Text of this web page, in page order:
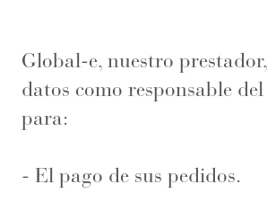
Global-e, nuestro
datos como responsable
para:
- El pago de sus pedidos.